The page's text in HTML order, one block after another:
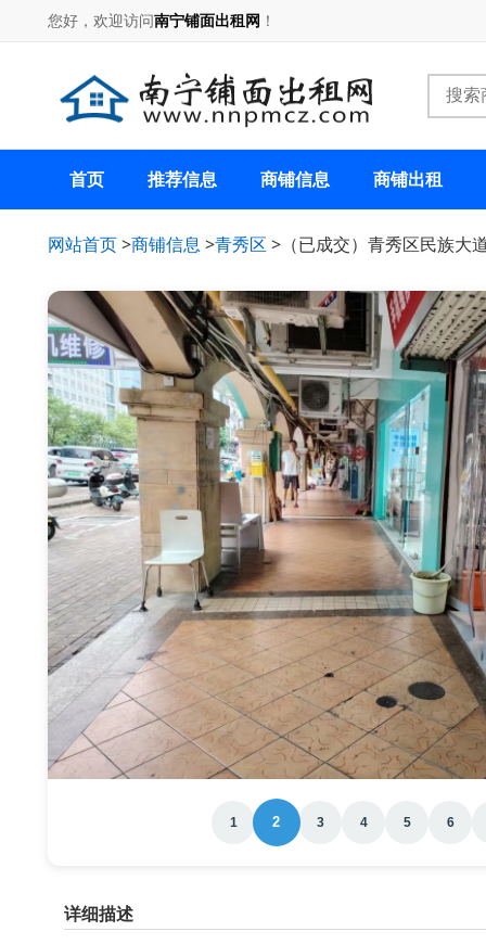
您好，欢迎访问南宁铺面出租网 ！
首页 推荐信息 商铺信息 商铺出租
网站首页>商铺信息 >青秀区 >（已成交）青秀区民族大
1 2 3 4 5 6
详细描述